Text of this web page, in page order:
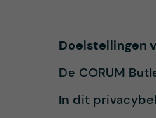
Doelstellingen
De CORUM
In dit